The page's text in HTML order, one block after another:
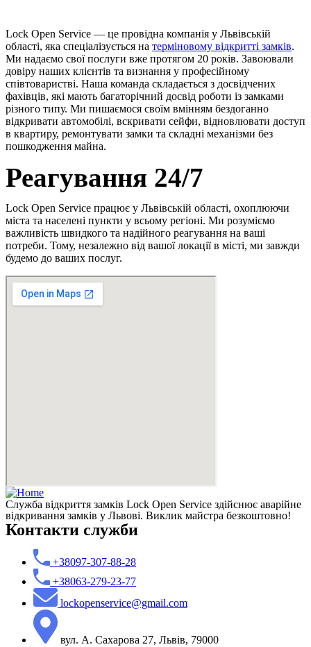
Lock Open Service — це провідна компанія у Львівській
області, яка спеціалізується на терміновому відкритті замків.
Ми надаємо свої послуги вже протягом 20 років. Завоювали
довіру наших клієнтів та визнання у професійному
співтоваристві. Наша команда складається з досвідчених
фахівців, які мають багаторічний досвід роботи із замками
різного типу. Ми пишаємося своїм вмінням бездоганно
відкривати автомобілі, вскривати сейфи, відновлювати доступ
в квартиру, ремонтувати замки та складні механізми без
пошкодження майна.
Реагування 24/7
Lock Open Service працює у Львівській області, охоплюючи
міста та населені пункти у всьому регіоні. Ми розуміємо
важливість швидкого та надійного реагування на ваші
потреби. Тому, незалежно від вашої локації в місті, ми завжди
будемо до ваших послуг.
Служба відкриття замків Lock Open Service здійснює аварійне
відкривання замків у Львові. Виклик майстра безкоштовно!
Контакти служби
+38097-307-88-28
+38063-279-23-77
lockopenservice@gmail.com
вул. А. Сахарова 27, Львів, 79000